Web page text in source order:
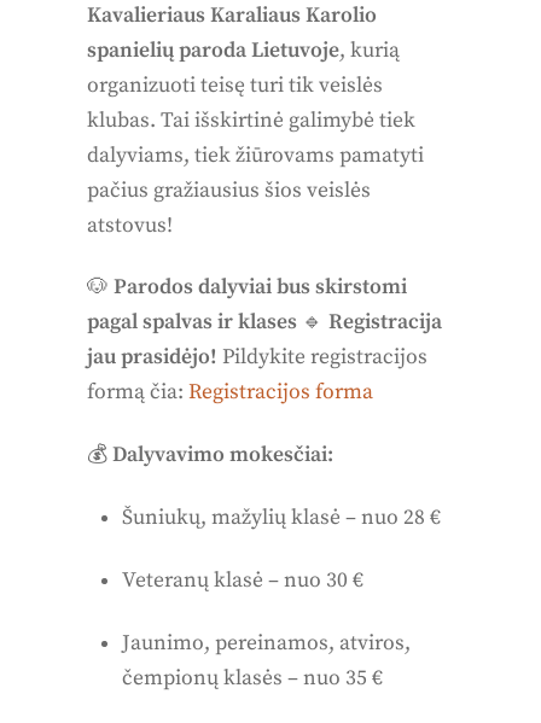
Kavalieriaus Karaliaus Karolio
spanielių paroda Lietuvoje, kurią
organizuoti teisę turi tik veislės
klubas. Tai išskirtinė galimybė tiek
dalyviams, tiek žiūrovams pamatyti
pačius gražiausius šios veislės
atstovus!
🐶Parodos dalyviai bus skirstomi
pagal spalvas ir klases 🔹Registracija
jau prasidėjo! Pildykite registracijos
formą čia:Registracijos forma
💰Dalyvavimo mokesčiai:
Šuniukų, mažylių klasė – nuo 28 €
Veteranų klasė – nuo 30 €
Jaunimo, pereinamos, atviros,
čempionų klasės – nuo 35 €